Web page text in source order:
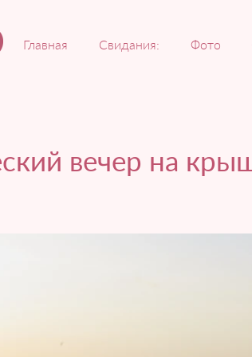
Главная Свидания: Фото
вечер на